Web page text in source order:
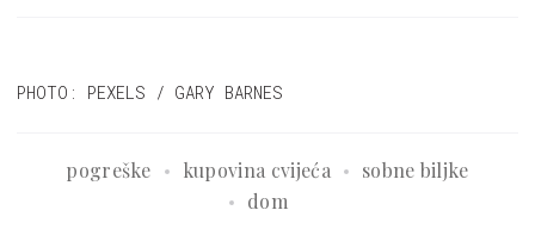
PHOTO: PEXELS / GARY BARNES
pogreške kupovina cvijeća
sobne biljke
dom